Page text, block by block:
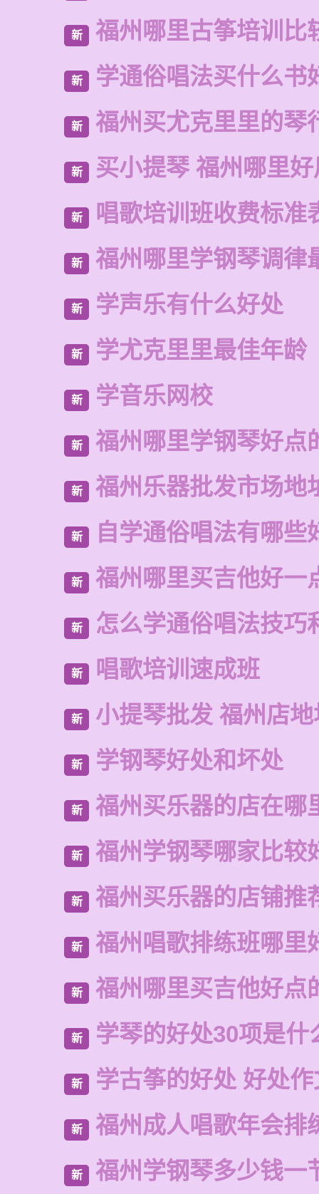
新 福州哪里古筝培训比
新 学通俗唱法买什么书
新 福州买尤克里里的琴
新 买小提琴 福州哪里
新 唱歌培训班收费标准
新 福州哪里学钢琴调律
新 学声乐有什么好处
新 学尤克里里最佳年龄
新 学音乐网校
新 福州哪里学钢琴好点
新 福州乐器批发市场地
新 自学通俗唱法有哪些
新 福州哪里买吉他好一
新 怎么学通俗唱法技巧
新 唱歌培训速成班
新 小提琴批发 福州店
新 学钢琴好处和坏处
新 福州买乐器的店在哪
新 福州学钢琴哪家比较
新 福州买乐器的店铺推
新 福州唱歌排练班哪里
新 福州哪里买吉他好点
新 学琴的好处30项是什
新 学古筝的好处 好处作
新 福州成人唱歌年会排
新 福州学钢琴多少钱一